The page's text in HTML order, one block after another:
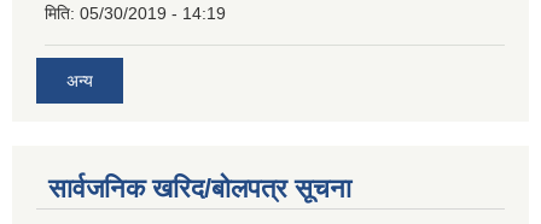
मिति: 05/30/2019 - 14:19
अन्य
सार्वजनिक खरिद/बोलपत्र सूचना